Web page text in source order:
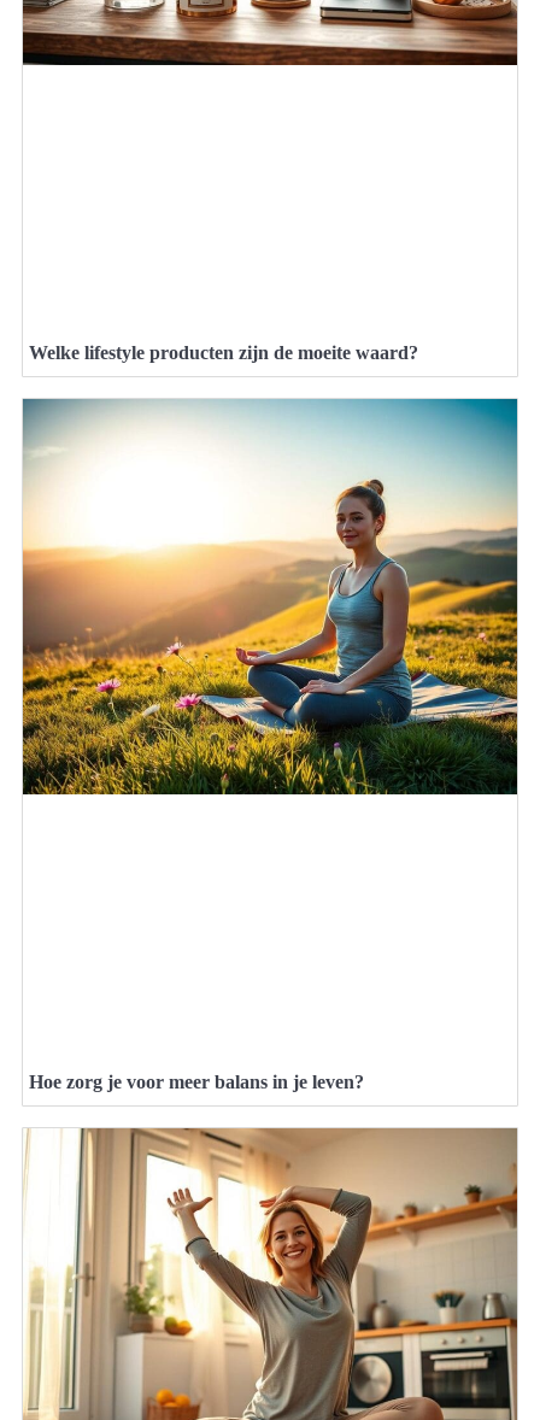
Welke lifestyle producten zijn de moeite waard?
Hoe zorg je voor meer balans in je leven?